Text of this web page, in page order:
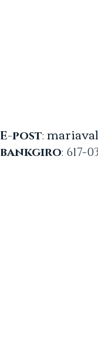
E-post:
bankgiro: